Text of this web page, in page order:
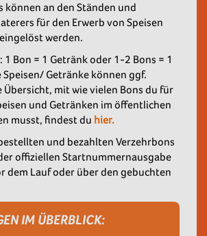
können an den Ständen und
für den Erwerb von Speisen
werden.
1 Bon = 1 Getränk oder 1-2 Bons = 1
Speisen/ Getränke können ggf.
Übersicht, mit wie vielen Bons du für
und Getränken im öffentlichen
musst, findest du hier.
und bezahlten Verzehrbons
offiziellen Startnummernausgabe
dem Lauf oder über den gebuchten
IM ÜBERBLICK: